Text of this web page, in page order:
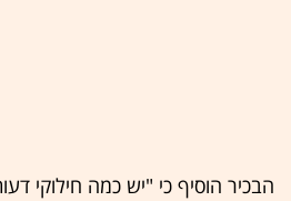
הבכיר הוסיף כי "יש כמה חילוקי